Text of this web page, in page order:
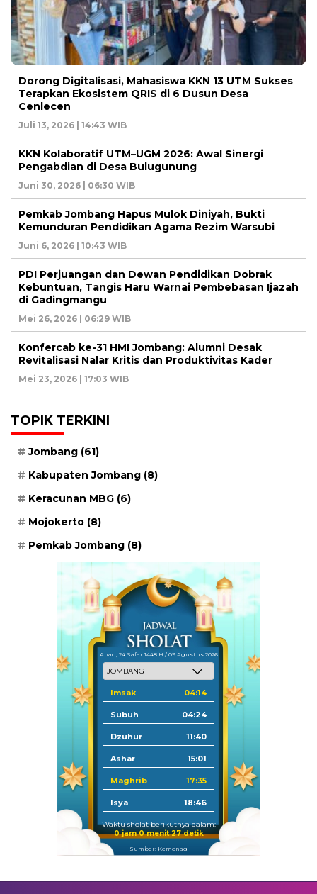
Dorong Digitalisasi, Mahasiswa KKN 13 UTM Sukses
Terapkan Ekosistem QRIS di 6 Dusun Desa
Cenlecen
Juli 13, 2026 | 14:43 WIB
KKN Kolaboratif UTM–UGM 2026: Awal Sinergi
Pengabdian di Desa Bulugunung
Juni 30, 2026 | 06:30 WIB
Pemkab Jombang Hapus Mulok Diniyah, Bukti
Kemunduran Pendidikan Agama Rezim Warsubi
Juni 6, 2026 | 10:43 WIB
PDI Perjuangan dan Dewan Pendidikan Dobrak
Kebuntuan, Tangis Haru Warnai Pembebasan Ijazah
di Gadingmangu
Mei 26, 2026 | 06:29 WIB
Konfercab ke-31 HMI Jombang: Alumni Desak
Revitalisasi Nalar Kritis dan Produktivitas Kader
Mei 23, 2026 | 17:03 WIB
TOPIK TERKINI
Jombang (61)
Kabupaten Jombang (8)
Keracunan MBG (6)
Mojokerto (8)
Pemkab Jombang (8)
Ahad, 24 Safar 1448 H / 09 Agustus 2026
Imsak 04:14
Subuh 04:24
Dzuhur 11:40
Ashar 15:01
Maghrib 17:35
Isya 18:46
Waktu sholat berikutnya dalam:
0 jam 0 menit 27 detik
Sumber: Kemenag